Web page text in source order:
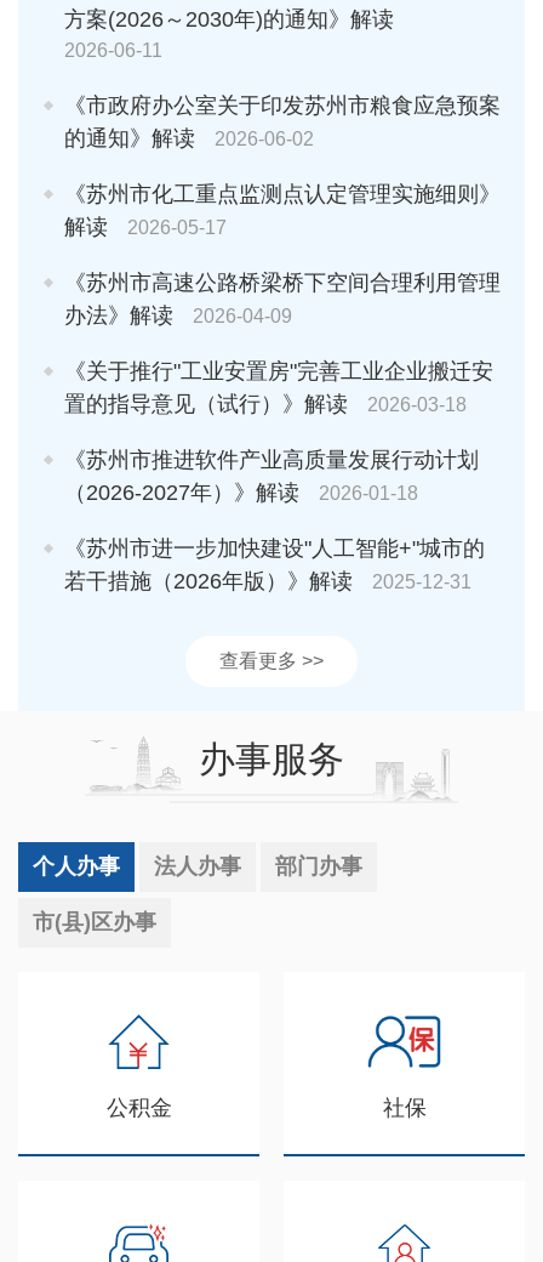
方案(2026～2030年)的通知》解读
2026-06-11
《市政府办公室关于印发苏州市粮食应急预案
的通知》解读
2026-06-02
《苏州市化工重点监测点认定管理实施细则》
解读
2026-05-17
《苏州市高速公路桥梁桥下空间合理利用管理
办法》解读
2026-04-09
《关于推行"工业安置房"完善工业企业搬迁安
置的指导意见（试行）》解读
2026-03-18
《苏州市推进软件产业高质量发展行动计划
（2026-2027年）》解读
2026-01-18
《苏州市进一步加快建设"人工智能+"城市的
若干措施（2026年版）》解读
2025-12-31
查看更多 >>
办事服务
个人办事 法人办事 部门办事
市(县)区办事
公积金 社保